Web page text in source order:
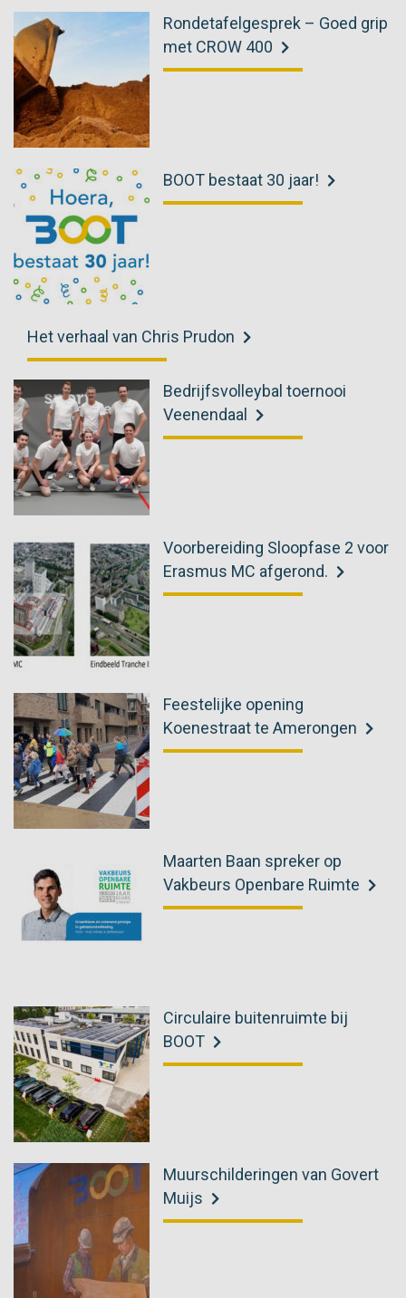
Rondetafelgesprek – Goed grip
met CROW 400
BOOT bestaat 30 jaar!
Het verhaal van Chris Prudon
Bedrijfsvolleybal toernooi
Veenendaal
Voorbereiding Sloopfase 2 voor
Erasmus MC afgerond.
Feestelijke opening
Koenestraat te Amerongen
Maarten Baan spreker op
Vakbeurs Openbare Ruimte
Circulaire buitenruimte bij
BOOT
Muurschilderingen van Govert
Muijs